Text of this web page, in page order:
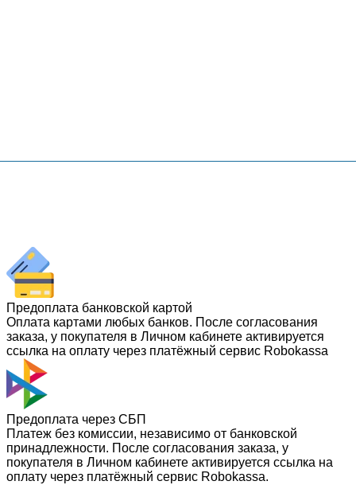
Предоплата банковской картой
Оплата картами любых банков. После согласования
заказа, у покупателя в Личном кабинете активируется
ссылка на оплату через платёжный сервис Robokassa
Предоплата через СБП
Платеж без комиссии, независимо от банковской
принадлежности. После согласования заказа, у
покупателя в Личном кабинете активируется ссылка на
оплату через платёжный сервис Robokassa.